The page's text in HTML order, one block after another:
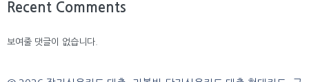
Recent Comments
보여줄 댓글이 없습니다.